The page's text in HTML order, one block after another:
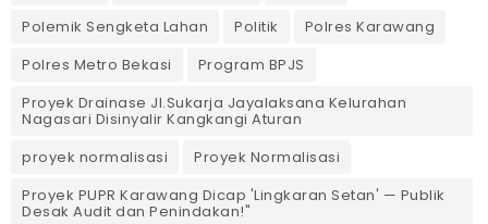
Polemik Sengketa Lahan
Politik
Polres Karawang
Polres Metro Bekasi
Program BPJS
Proyek Drainase Jl.Sukarja Jayalaksana Kelurahan
Nagasari Disinyalir Kangkangi Aturan
proyek normalisasi
Proyek Normalisasi
Proyek PUPR Karawang Dicap 'Lingkaran Setan' — Publik
Desak Audit dan Penindakan!"